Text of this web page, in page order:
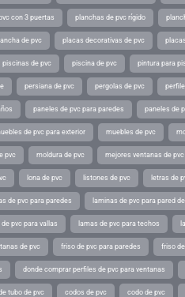
con 3 puertas planchas de pvc rígido
de pvc placas decorativas de pvc
piscinas de pvc piscina de pvc pintura para
persiana de pvc pergolas de pvc
paneles de pvc para paredes paneles de
de pvc para exterior muebles de pvc
pvc moldura de pvc mejores ventanas de pvc
lona de pvc listones de pvc letras de
de pvc para paredes laminas de pvc para pared
de pvc para vallas lamas de pvc para techos
de pvc friso de pvc para paredes friso
donde comprar perfiles de pvc para ventanas
tubo de pvc codos de pvc codo de pvc